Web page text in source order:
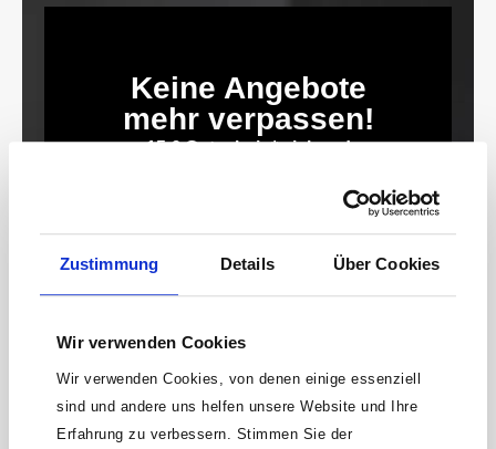
Zustimmung Details Über Cookies
Wir verwenden Cookies
Wir verwenden Cookies, von denen einige essenziell
sind und andere uns helfen unsere Website und Ihre
Erfahrung zu verbessern. Stimmen Sie der
Keine Angebote
mehr verpassen!
15 € Gutschein* sichern!
Bleibe auf dem Laufenden mit unserem
Newsletter und erhalte Informationen zu
zusätzlich einen 15€ Gutschein* für deinen
Mail-
Adresse*
anmelden